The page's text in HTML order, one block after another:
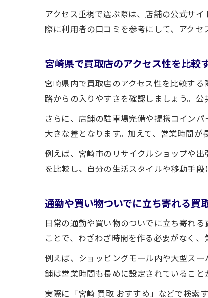
アクセス重視で選ぶ際は、店舗の公式サ
際に利用者の口コミを参考にして、アク
宮崎県で買取店のアクセス性を比較
宮崎県内で買取店のアクセス性を比較す
路からの入りやすさを確認しましょう。公
さらに、店舗の駐車場完備や提携コイン
大きな差となります。加えて、営業時間が
例えば、宮崎市のリサイクルショップや
を比較し、自分の生活スタイルや移動手
通勤や買い物ついでに立ち寄れる買
日常の通勤や買い物のついでに立ち寄れ
ことで、わざわざ時間を作る必要がなく、
例えば、ショッピングモール内や大型ス
舗は営業時間も長めに設定されていること
実際に「宮崎 買取 おすすめ」などで検索